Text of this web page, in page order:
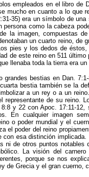
empleados en el libro de
mucho en cuanto a lo que
35) era un símbolo de
persona como la cabeza
la imagen, compuestas
un cuarto reino, de
pies y los dedos de
de este reino en 511
llenaba toda la tierra era
grandes bestias en Dan.
bestia también se la
a un rey o a un
representante de su reino.
y 22 con Apoc. 17:11-
En cualquier imagen
o poder mundial y el
el poder del reino
con esa distinción
ni de otros puntos notables
La visión del
porque se nos
de Grecia y el gran cuerno,